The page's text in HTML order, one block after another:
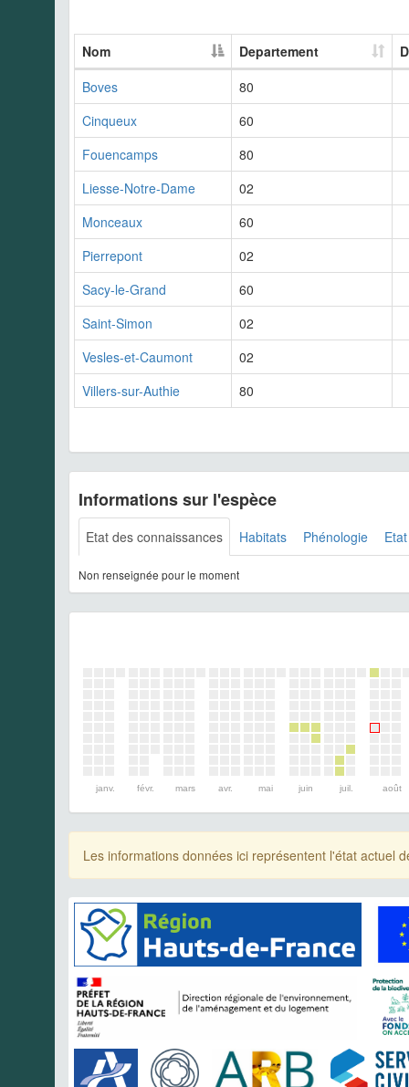
Nom Departement
Boves
80
Cinqueux
60
Fouencamps
80
Liesse-Notre-Dame
02
Monceaux
60
Pierrepont
02
Sacy-le-Grand
60
Saint-Simon
02
Vesles-et-Caumont
02
Villers-sur-Authie
80
Informations sur l'espèce
Etat des connaissances Habitats Phénologie
Non renseignée pour le moment
janv. févr. mars avr. mai juin juil. août
Les informations données ici représentent l'état actuel